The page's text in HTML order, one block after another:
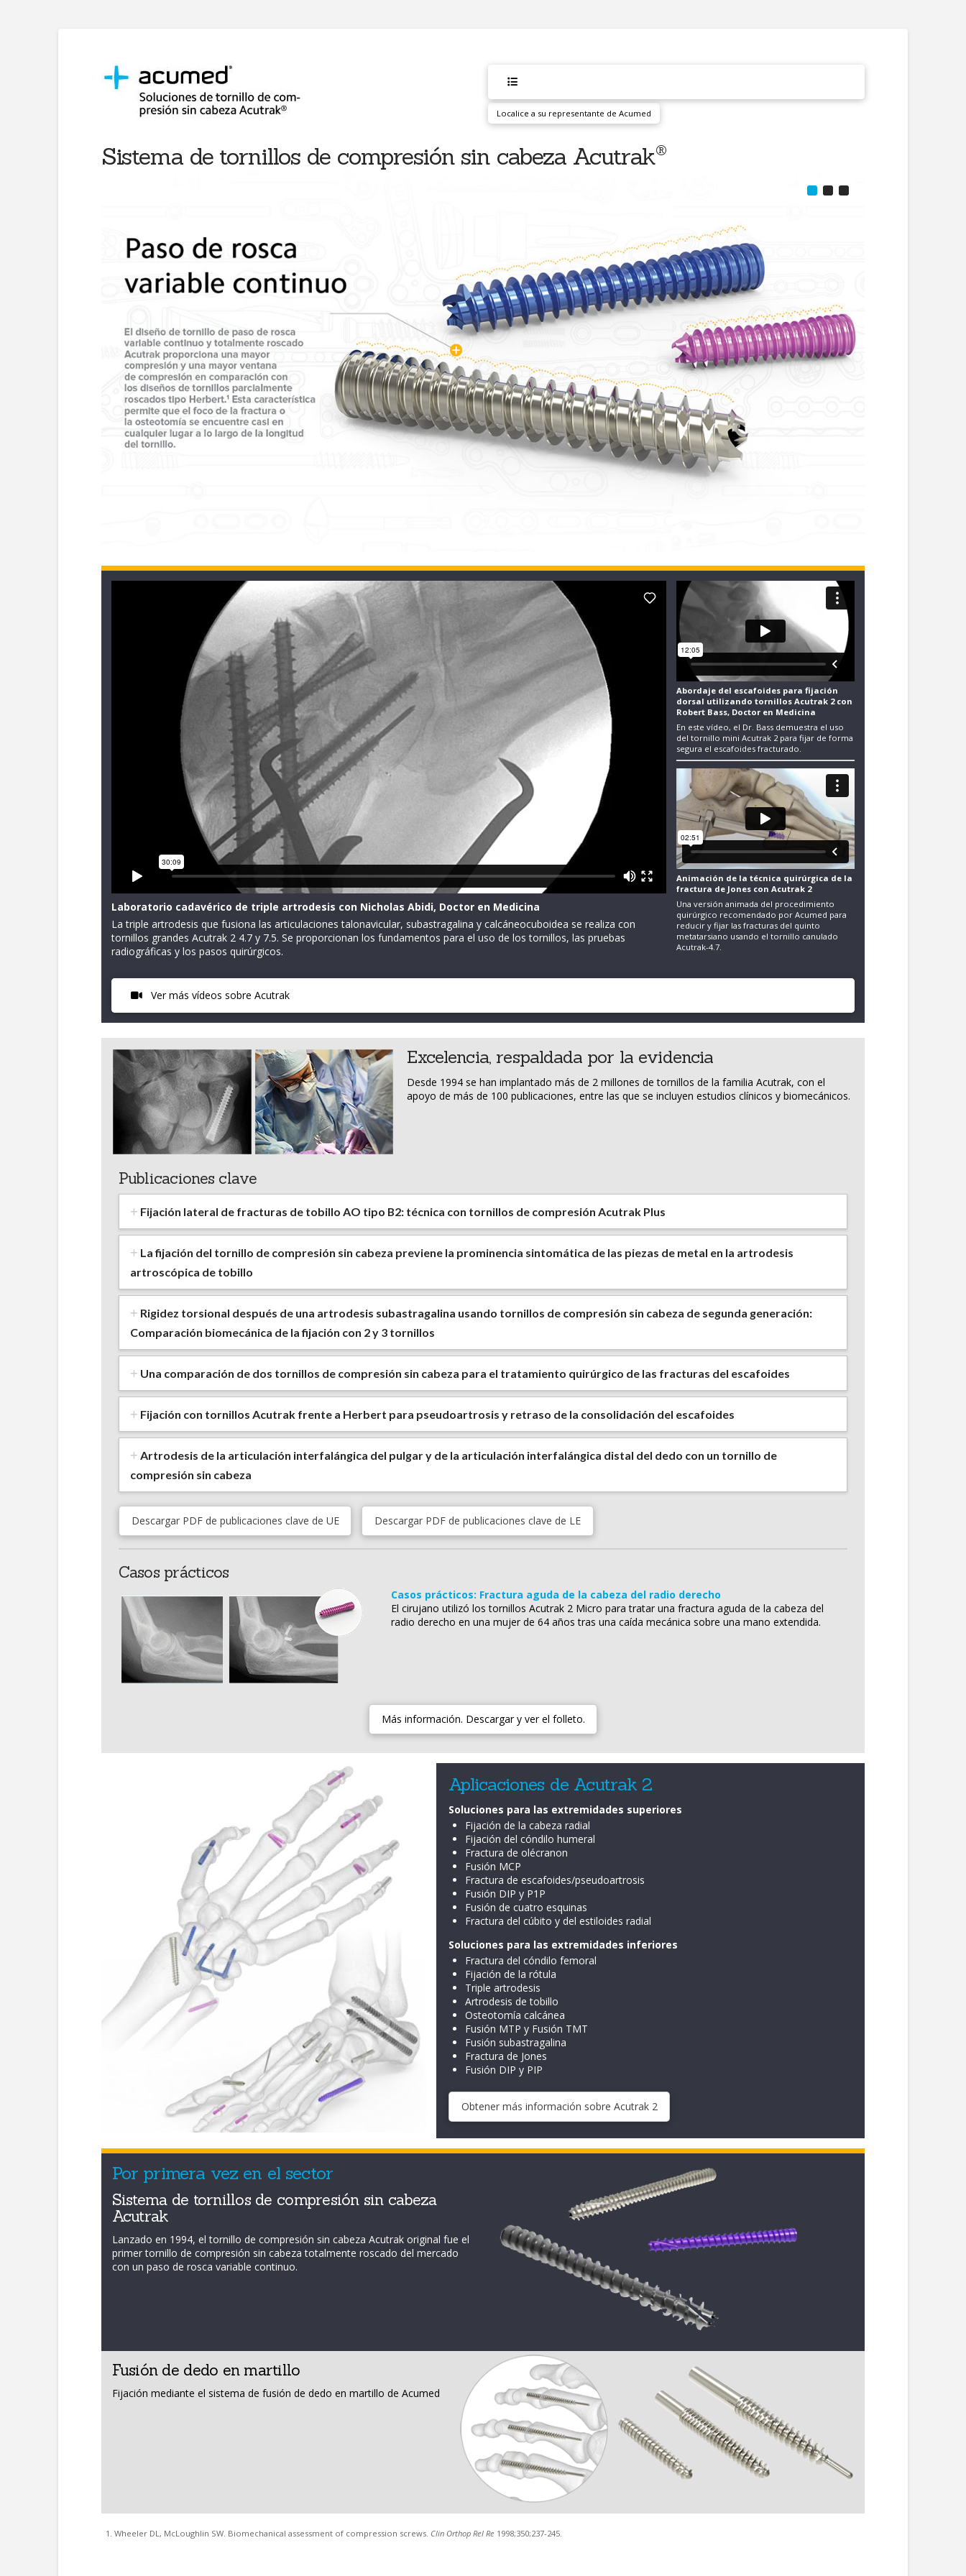
Localice a su representante de Acumed
Sistema de tornillos de compresión sin cabeza Acutrak®
Laboratorio cadavérico de triple artrodesis con Nicholas Abidi, Doctor en Medicina
La triple artrodesis que fusiona las articulaciones talonavicular, subastragalina y calcáneocuboidea se realiza con
tornillos grandes Acutrak 2 4.7 y 7.5. Se proporcionan los fundamentos para el uso de los tornillos, las pruebas
radiográficas y los pasos quirúrgicos.
Abordaje del escafoides para fijación
dorsal utilizando tornillos Acutrak 2 con
Robert Bass, Doctor en Medicina
En este vídeo, el Dr. Bass demuestra el uso
del tornillo mini Acutrak 2 para fijar de forma
segura el escafoides fracturado.
Animación de la técnica quirúrgica de la
fractura de Jones con Acutrak 2
Una versión animada del procedimiento
quirúrgico recomendado por Acumed para
reducir y fijar las fracturas del quinto
metatarsiano usando el tornillo canulado
Acutrak-4.7.
Ver más vídeos sobre Acutrak
Excelencia, respaldada por la evidencia
Desde 1994 se han implantado más de 2 millones de tornillos de la familia Acutrak, con el
apoyo de más de 100 publicaciones, entre las que se incluyen estudios clínicos y biomecánicos.
Publicaciones clave
Fijación lateral de fracturas de tobillo AO tipo B2: técnica con tornillos de compresión Acutrak Plus
La fijación del tornillo de compresión sin cabeza previene la prominencia sintomática de las piezas de metal en la artrodesis
artroscópica de tobillo
Rigidez torsional después de una artrodesis subastragalina usando tornillos de compresión sin cabeza de segunda generación:
Comparación biomecánica de la fijación con 2 y 3 tornillos
Una comparación de dos tornillos de compresión sin cabeza para el tratamiento quirúrgico de las fracturas del escafoides
Fijación con tornillos Acutrak frente a Herbert para pseudoartrosis y retraso de la consolidación del escafoides
Artrodesis de la articulación interfalángica del pulgar y de la articulación interfalángica distal del dedo con un tornillo de
compresión sin cabeza
Descargar PDF de publicaciones clave de UE Descargar PDF de publicaciones clave de LE
Casos prácticos
Casos prácticos: Fractura aguda de la cabeza del radio derecho
El cirujano utilizó los tornillos Acutrak 2 Micro para tratar una fractura aguda de la cabeza del
radio derecho en una mujer de 64 años tras una caída mecánica sobre una mano extendida.
Más información. Descargar y ver el folleto.
Aplicaciones de Acutrak 2
Soluciones para las extremidades superiores
Fijación de la cabeza radial
Fijación del cóndilo humeral
Fractura de olécranon
Fusión MCP
Fractura de escafoides/pseudoartrosis
Fusión DIP y P1P
Fusión de cuatro esquinas
Fractura del cúbito y del estiloides radial
Soluciones para las extremidades inferiores
Fractura del cóndilo femoral
Fijación de la rótula
Triple artrodesis
Artrodesis de tobillo
Osteotomía calcánea
Fusión MTP y Fusión TMT
Fusión subastragalina
Fractura de Jones
Fusión DIP y PIP
Obtener más información sobre Acutrak 2
Por primera vez en el sector
Sistema de tornillos de compresión sin cabeza
Acutrak
Lanzado en 1994, el tornillo de compresión sin cabeza Acutrak original fue el
primer tornillo de compresión sin cabeza totalmente roscado del mercado
con un paso de rosca variable continuo.
Fusión de dedo en martillo
Fijación mediante el sistema de fusión de dedo en martillo de Acumed
Wheeler DL, McLoughlin SW. Biomechanical assessment of compression screws. Clin Orthop Rel Re 1998;350;237-245.